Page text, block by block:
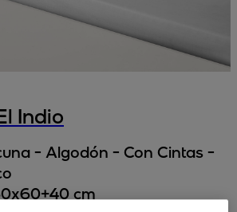
Indio
- Algodón - Con Cintas -
cm